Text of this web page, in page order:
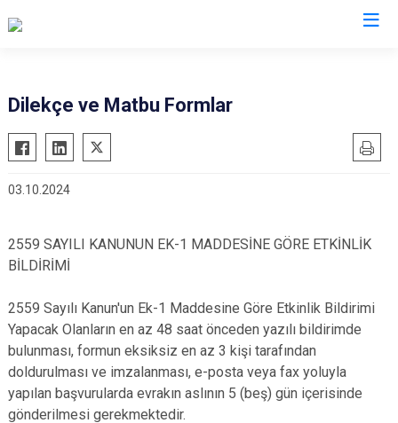
Çerkezköy
Çorlu
Hayrabolu
Marmaraereğlisi
Kapaklı
Dilekçe ve Matbu Formlar
03.10.2024
2559 SAYILI KANUNUN EK-1 MADDESİNE GÖRE ETKİNLİK
BİLDİRİMİ
2559 Sayılı Kanun'un Ek-1 Maddesine Göre Etkinlik Bildirimi
Yapacak Olanların en az 48 saat önceden yazılı bildirimde
bulunması, formun eksiksiz en az 3 kişi tarafından
doldurulması ve imzalanması, e-posta veya fax yoluyla
yapılan başvurularda evrakın aslının 5 (beş) gün içerisinde
gönderilmesi gerekmektedir.